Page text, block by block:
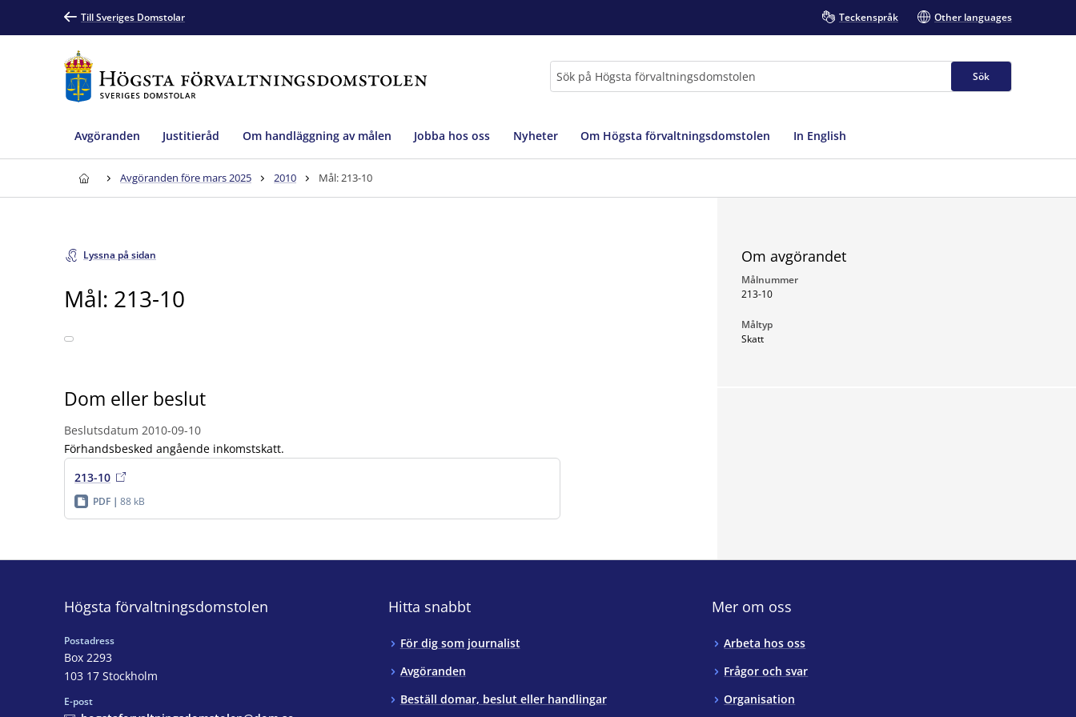
Till Sveriges Domstolar Teckenspråk Other languages
Sök
Avgöranden Justitieråd Om handläggning av målen Jobba hos oss Nyheter Om Högsta förvaltningsdomstolen In English
Avgöranden före mars 2025 2010 Mål: 213-10
Lyssna på sidan
Mål: 213-10
Dom eller beslut
Beslutsdatum 2010-09-10
Förhandsbesked angående inkomstskatt.
213-10
PDF 88 kB
Om avgörandet
Målnummer
213-10
Måltyp
Skatt
Högsta förvaltningsdomstolen
Postadress
Box 2293
103 17 Stockholm
E-post
Hitta snabbt
För dig som journalist
Avgöranden
Beställ domar, beslut eller handlingar
Mer om oss
Arbeta hos oss
Frågor och svar
Organisation